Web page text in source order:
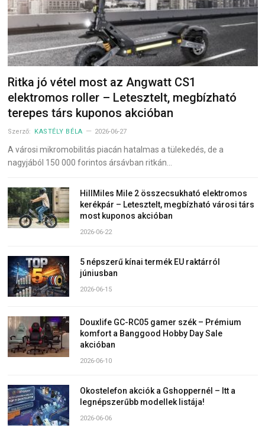
Ritka jó vétel most az Angwatt CS1
elektromos roller – Letesztelt, megbízható
terepes társ kuponos akcióban
Szerző: KASTÉLY BÉLA 2026-06-27
A városi mikromobilitás piacán hatalmas a tülekedés, de a
nagyjából 150 000 forintos ársávban ritkán…
HillMiles Mile 2 összecsukható elektromos
kerékpár – Letesztelt, megbízható városi társ
most kuponos akcióban
2026-06-22
5 népszerű kínai termék EU raktárról
júniusban
2026-06-15
Douxlife GC-RC05 gamer szék – Prémium
komfort a Banggood Hobby Day Sale
akcióban
2026-06-10
Okostelefon akciók a Gshoppernél – Itt a
legnépszerűbb modellek listája!
2026-06-06